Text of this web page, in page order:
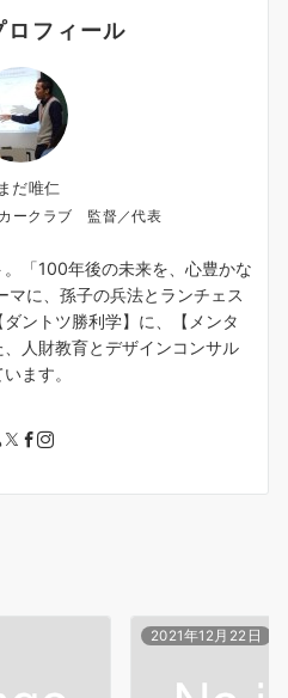
ロフィール
だ唯仁
ークラブ 監督／代表
「100年後の未来を、心豊かな
に、孫子の兵法とランチェス
ントツ勝利学】に、【メンタ
人財教育とデザインコンサル
ます。
2021年12月22日